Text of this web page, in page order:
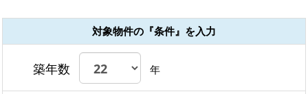
対象物件の『条件』を入力
築年数 年